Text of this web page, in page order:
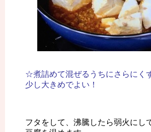
☆煮詰めて混ぜるうちにさらにく
少し大きめでよい！
フタをして、沸騰したら弱火にし